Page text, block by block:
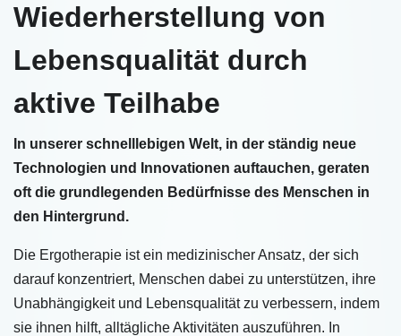
Wiederherstellung von
Lebensqualität durch
aktive Teilhabe
In unserer schnelllebigen Welt, in der ständig neue
Technologien und Innovationen auftauchen, geraten
oft die grundlegenden Bedürfnisse des Menschen in
den Hintergrund.
Die Ergotherapie ist ein medizinischer Ansatz, der sich
darauf konzentriert, Menschen dabei zu unterstützen, ihre
Unabhängigkeit und Lebensqualität zu verbessern, indem
sie ihnen hilft, alltägliche Aktivitäten auszuführen. In